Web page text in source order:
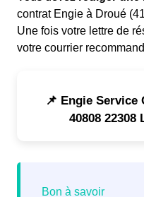
contrat Engie à Droué
Une fois votre lettre de
votre courrier
📌 Engie
40808 22308